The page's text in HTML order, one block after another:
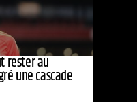
rester au
une cascade